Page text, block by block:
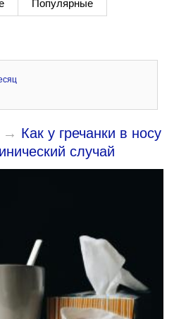
Популярные
→ Как у гречанки в носу
случай